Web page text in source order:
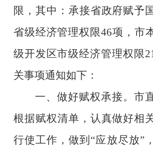
限，其中：承接省政府赋予
省级经济管理权限46项，市
级开发区市级经济管理权限
关事项通知如下：
一、做好赋权承接。市
根据赋权清单，认真做好相
行使工作，做到 “应放尽放”